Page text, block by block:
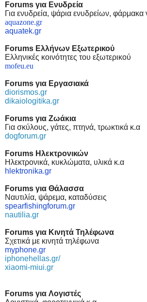
Forums για Ενυδρεία
Για ενυδρεία, ψάρια ενυδρείων, φάρμακα
aquazone.gr
aquatek.gr
Forums Ελλήνων Εξωτερικού
Ελληνικές κοινότητες του εξωτερικού
mofeu.eu
Forums για Εργασιακά
diorismos.gr
dikaiologitika.gr
Forums για Ζωάκια
Για σκύλους, γάτες, πτηνά, τρωκτικά κ.α
dogforum.gr
Forums Ηλεκτρονικών
Ηλεκτρονικά, κυκλώματα, υλικά κ.α
hlektronika.gr
Forums για Θάλασσα
Ναυτιλία, ψάρεμα, καταδύσεις
spearfishingforum.gr
nautilia.gr
Forums για Κινητά Τηλέφωνα
Σχετικά με κινητά τηλέφωνα
myphone.gr
iphonehellas.gr/
xiaomi-miui.gr
Forums για Λογιστές